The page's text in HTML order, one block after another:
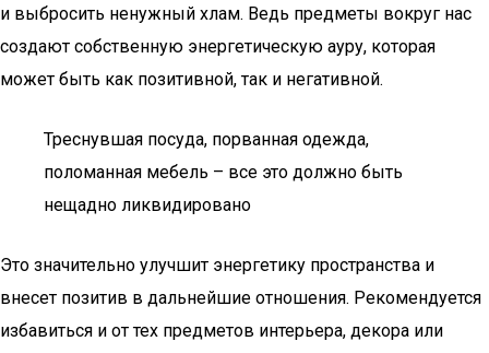
и выбросить ненужный хлам. Ведь предметы вокруг нас
создают собственную энергетическую ауру, которая
может быть как позитивной, так и негативной.
Треснувшая посуда, порванная одежда,
поломанная мебель – все это должно быть
нещадно ликвидировано
Это значительно улучшит энергетику пространства и
внесет позитив в дальнейшие отношения. Рекомендуется
избавиться и от тех предметов интерьера, декора или